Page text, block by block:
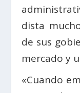
dista
de sus
mercado y
«Cuando